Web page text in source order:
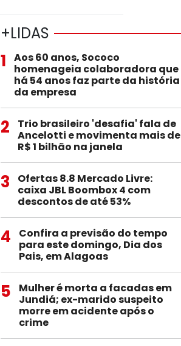
+LIDAS
1
Aos 60 anos, Sococo
homenageia colaboradora que
há 54 anos faz parte da história
da empresa
2
Trio brasileiro 'desafia' fala de
Ancelotti e movimenta mais de
R$ 1 bilhão na janela
3
Ofertas 8.8 Mercado Livre:
caixa JBL Boombox 4 com
descontos de até 53%
4
Confira a previsão do tempo
para este domingo, Dia dos
Pais, em Alagoas
5
Mulher é morta a facadas em
Jundiá; ex-marido suspeito
morre em acidente após o
crime